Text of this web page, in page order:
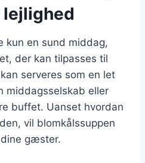
kun en sund middag,
der kan tilpasses til
serveres som en let
middagsselskab eller
buffet. Uanset hvordan
vil blomkålssuppen
gæster.